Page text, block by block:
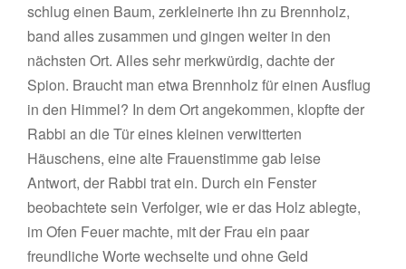
schlug einen Baum, zerkleinerte ihn zu Brennholz,
band alles zusammen und gingen weiter in den
nächsten Ort. Alles sehr merkwürdig, dachte der
Spion. Braucht man etwa Brennholz für einen Ausflug
in den Himmel? In dem Ort angekommen, klopfte der
Rabbi an die Tür eines kleinen verwitterten
Häuschens, eine alte Frauenstimme gab leise
Antwort, der Rabbi trat ein. Durch ein Fenster
beobachtete sein Verfolger, wie er das Holz ablegte,
im Ofen Feuer machte, mit der Frau ein paar
freundliche Worte wechselte und ohne Geld